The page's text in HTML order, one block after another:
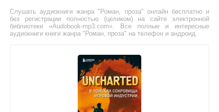
Слушать аудиокниги жанра "Роман, проза" онлайн бесплатно и
без регистрации полностью (целиком) на сайте электронной
библиотеки «Audobook-mp3.com». Все полные и интересные
аудиокниги книги жанра "Роман, проза" на телефон и андроид.